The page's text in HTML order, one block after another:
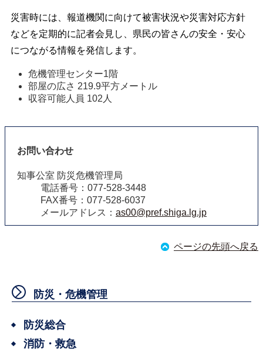
災害時には、報道機関に向けて被害状況や災害対応方針
などを定期的に記者会見し、県民の皆さんの安全・安心
につながる情報を発信します。
危機管理センター1階
部屋の広さ 219.9平方メートル
収容可能人員 102人
お問い合わせ
知事公室 防災危機管理局
電話番号：077-528-3448
FAX番号：077-528-6037
メールアドレス： as00@pref.shiga.lg.jp
ページの先頭へ戻る
防災・危機管理
防災総合
消防・救急